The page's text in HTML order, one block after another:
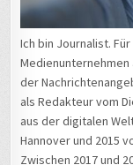
Ich bin Journalist.
Medienunternehmen
der
als Redakteur vom
aus der digitalen
Hannover und 2015
Zwischen 2017 und